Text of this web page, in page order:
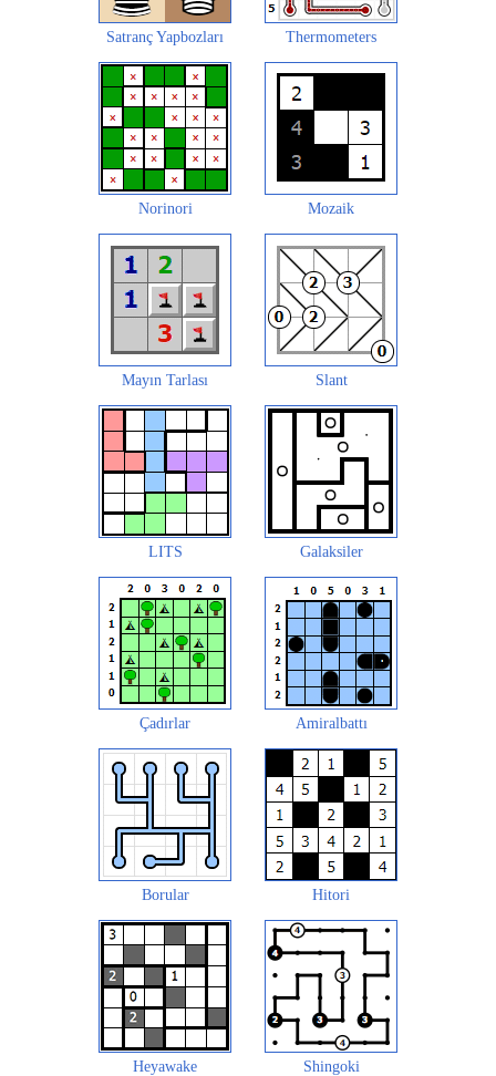
Satranç Yapbozları Thermometers
Norinori Mozaik
Mayın Tarlası Slant
LITS Galaksiler
Çadırlar Amiralbattı
Borular Hitori
Heyawake Shingoki